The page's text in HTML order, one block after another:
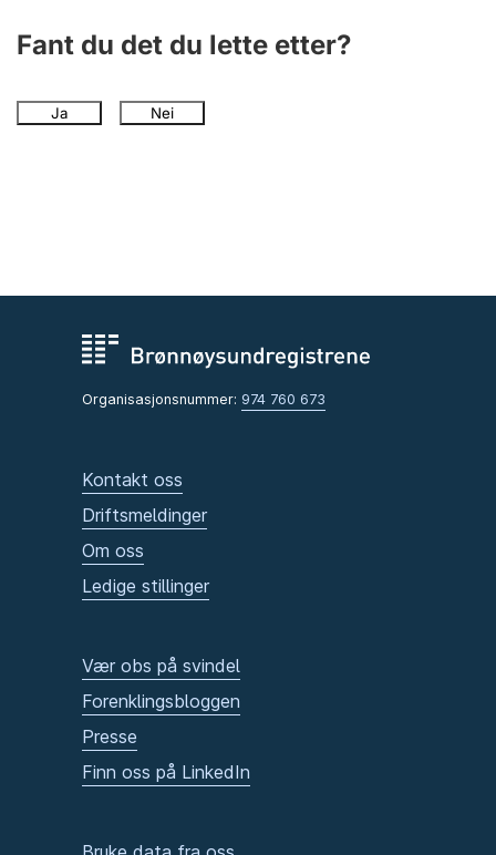
Fant du det du lette etter?
Ja Nei
Organisasjonsnummer: 974 760 673
Kontakt oss
Driftsmeldinger
Om oss
Ledige stillinger
Vær obs på svindel
Forenklingsbloggen
Presse
Finn oss på LinkedIn